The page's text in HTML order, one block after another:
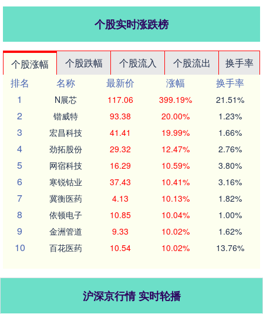
个股实时涨跌榜
个股涨幅 个股跌幅 个股流入 个股流出
换手率
排名
名称 最新价 涨幅
换手率
1
N展芯 117.06 399.19% 21.51%
2 锴威特 93.38 20.00% 1.23%
3 宏昌科技 41.41 19.99% 1.66%
4 劲拓股份 29.32 12.47% 2.76%
5 网宿科技 16.29 10.59% 3.80%
6 寒锐钴业 37.43 10.41% 3.16%
7 冀衡医药 4.13 10.13% 1.82%
8 依顿电子 10.85 10.04% 1.00%
9 金洲管道 9.33 10.02% 1.62%
10 百花医药 10.54 10.02% 13.76%
沪深京行情 实时轮播